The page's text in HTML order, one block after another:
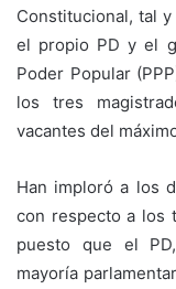
Constitucional, tal
el propio PD y el
Poder Popular
los tres
vacantes del
Han imploró a los
con respecto a los
puesto que el
mayoría